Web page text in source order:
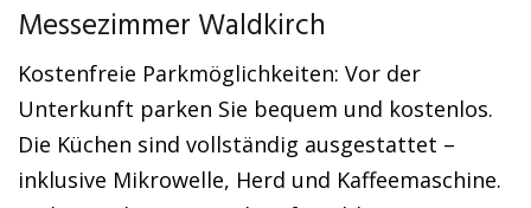
Messezimmer Waldkirch
Kostenfreie Parkmöglichkeiten: Vor der
Unterkunft parken Sie bequem und kostenlos.
Die Küchen sind vollständig ausgestattet –
inklusive Mikrowelle, Herd und Kaffeemaschine.